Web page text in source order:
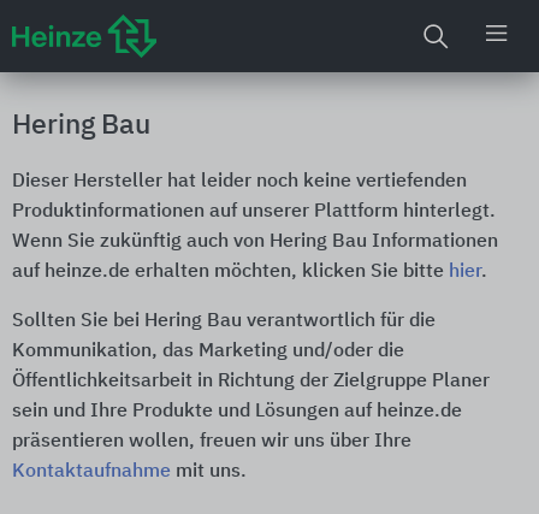
Hering Bau
Dieser Hersteller hat leider noch keine vertiefenden
Produktinformationen auf unserer Plattform hinterlegt.
Wenn Sie zukünftig auch von Hering Bau Informationen
auf heinze.de erhalten möchten, klicken Sie bitte hier.
Sollten Sie bei Hering Bau verantwortlich für die
Kommunikation, das Marketing und/oder die
Öffentlichkeitsarbeit in Richtung der Zielgruppe Planer
sein und Ihre Produkte und Lösungen auf heinze.de
präsentieren wollen, freuen wir uns über Ihre
Kontaktaufnahme mit uns.